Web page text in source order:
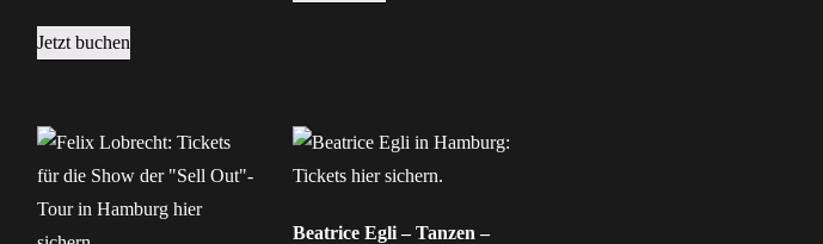
Jetzt buchen
Beatrice Egli – Tanzen –